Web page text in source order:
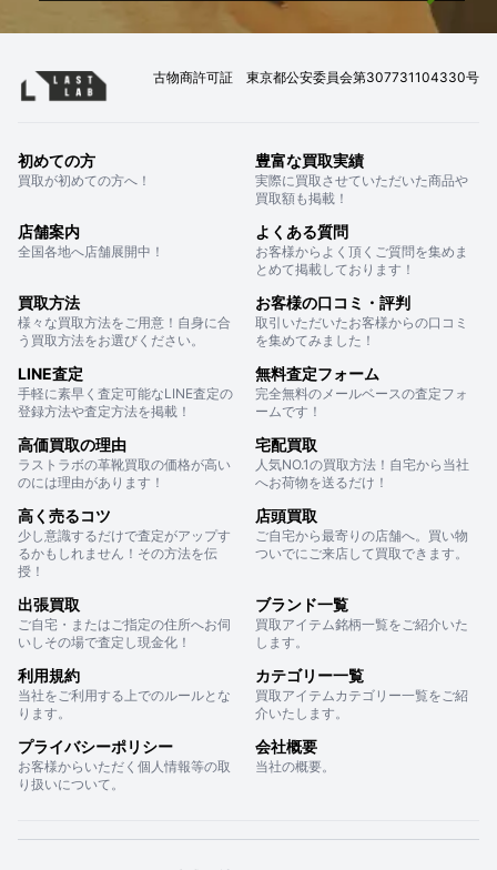
古物商許可証 東京都公安委員会第307731104330号
初めての方
買取が初めての方へ！
豊富な買取実績
実際に買取させていただいた商品や
買取額も掲載！
店舗案内
全国各地へ店舗展開中！
よくある質問
お客様からよく頂くご質問を集めま
とめて掲載しております！
買取方法
様々な買取方法をご用意！自身に合
う買取方法をお選びください。
お客様の口コミ・評判
取引いただいたお客様からの口コミ
を集めてみました！
LINE査定
手軽に素早く査定可能なLINE査定の
登録方法や査定方法を掲載！
無料査定フォーム
完全無料のメールベースの査定フォ
ームです！
高価買取の理由
ラストラボの革靴買取の価格が高い
のには理由があります！
宅配買取
人気NO.1の買取方法！自宅から当社
へお荷物を送るだけ！
高く売るコツ
少し意識するだけで査定がアップす
るかもしれません！その方法を伝
授！
店頭買取
ご自宅から最寄りの店舗へ。買い物
ついでにご来店して買取できます。
出張買取
ご自宅・またはご指定の住所へお伺
いしその場で査定し現金化！
ブランド一覧
買取アイテム銘柄一覧をご紹介いた
します。
利用規約
当社をご利用する上でのルールとな
ります。
カテゴリー一覧
買取アイテムカテゴリー一覧をご紹
介いたします。
プライバシーポリシー
お客様からいただく個人情報等の取
り扱いについて。
会社概要
当社の概要。